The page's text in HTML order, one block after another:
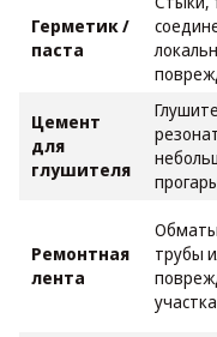
Герметик /
паста
Цемент
для
глушителя
Ремонтная
лента
трубы
участка